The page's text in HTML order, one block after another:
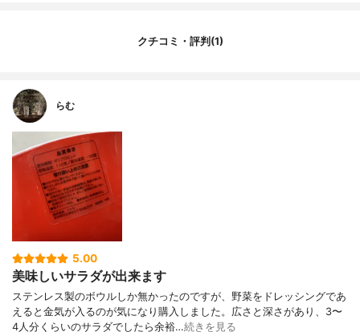
クチコミ・評判(1)
らむ
5.00
美味しいサラダが出来ます
ステンレス製のボウルしか無かったのですが、野菜をドレッシングであ
えると金気が入るのが気になり購入しました。広さと深さがあり、3〜
4人分くらいのサラダでしたら余裕…続きを見る